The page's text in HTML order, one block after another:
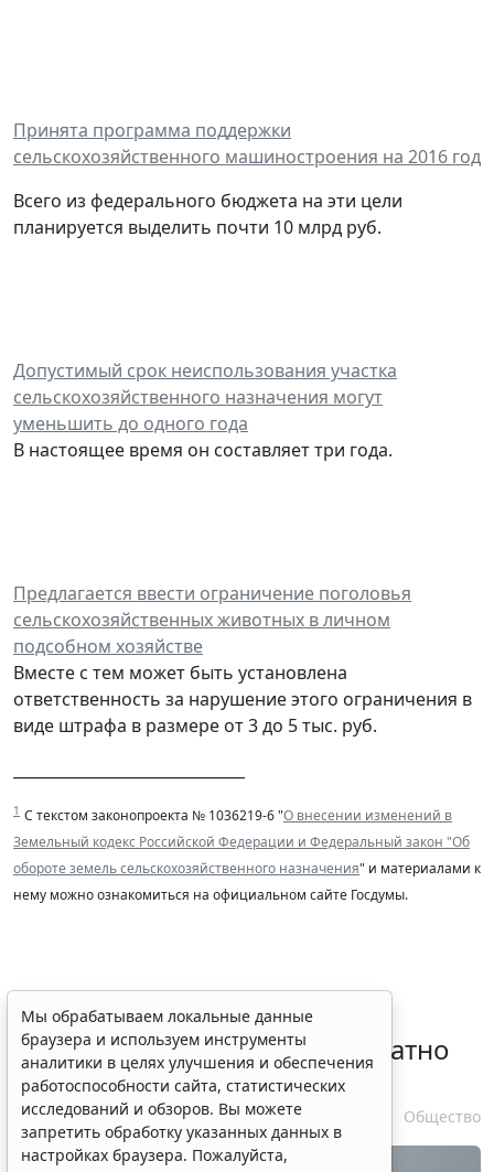
Принята программа поддержки
сельскохозяйственного машиностроения на 2016 год
Всего из федерального бюджета на эти цели
планируется выделить почти 10 млрд руб.
Допустимый срок неиспользования участка
сельскохозяйственного назначения могут
уменьшить до одного года
В настоящее время он составляет три года.
Предлагается ввести ограничение поголовья
сельскохозяйственных животных в личном
подсобном хозяйстве
Вместе с тем может быть установлена
ответственность за нарушение этого ограничения в
виде штрафа в размере от 3 до 5 тыс. руб.
1 С текстом законопроекта № 1036219-6 "О внесении изменений в
Земельный кодекс Российской Федерации и Федеральный закон "Об
обороте земель сельскохозяйственного назначения" и материалами к
нему можно ознакомиться на официальном сайте Госдумы.
Временное удостоверение
личности оформляется бесплатно
при утрате паспорта
7 августа 2026 17:55 Общество
Мы обрабатываем локальные данные
браузера и используем инструменты
аналитики в целях улучшения и обеспечения
работоспособности сайта, статистических
исследований и обзоров. Вы можете
запретить обработку указанных данных в
настройках браузера. Пожалуйста,